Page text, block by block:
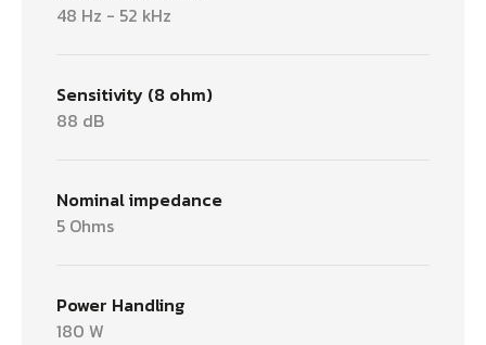
48 Hz - 52 kHz
Sensitivity (8 ohm)
88 dB
Nominal impedance
5 Ohms
Power Handling
180 W